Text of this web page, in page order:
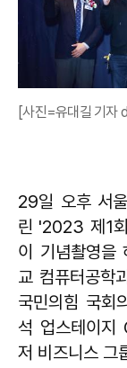
[사진=유대길 기자
29일 오후 서
린 '2023 제1
이 기념촬영을
교 컴퓨터공학
국민의힘 국회
석 업스테이지
저 비즈니스 그